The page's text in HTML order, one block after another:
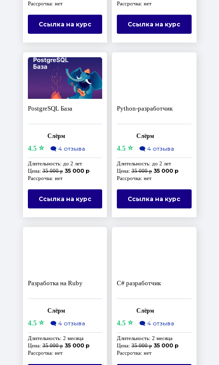
Рассрочка: нет
Ссылка на курс
Рассрочка: нет
Ссылка на курс
PostgreSQL База
Слёрм
4.5⭐ 🗨️ 4 отзыва
Длительность: до 2 лет
Цена:35 000 р 35 000 р
Рассрочка: нет
Ссылка на курс
Python-разработчик
Слёрм
4.5 ⭐ 🗨️ 4 отзыва
Длительность: до 2 лет
Цена: 35 000 р 35 000 р
Рассрочка: нет
Ссылка на курс
Разработка на Ruby
Слёрм
4.5⭐ 🗨️ 4 отзыва
Длительность: 2 месяца
Цена:35 000 р 35 000 р
Рассрочка: нет
C# разработчик
Слёрм
4.5 ⭐ 🗨️ 4 отзыва
Длительность: 2 месяца
Цена: 35 000 р 35 000 р
Рассрочка: нет